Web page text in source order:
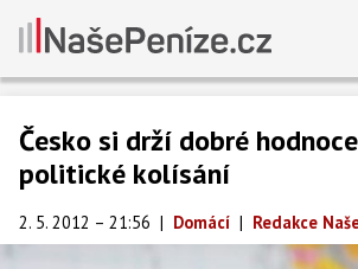
Česko si drží dobré
politické kolísání
2. 5. 2012 – 21:56 | Domácí | Redakce